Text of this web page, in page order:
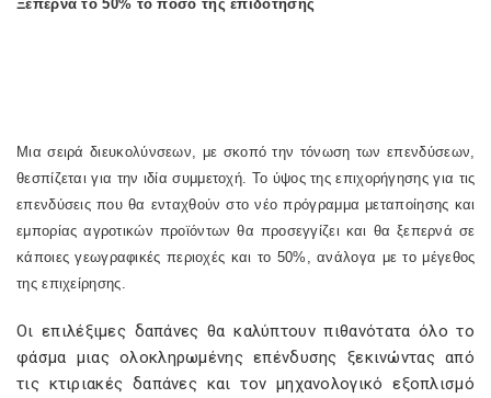
Ξεπερνά το 50% το ποσό της επιδότησης
Μια σειρά διευκολύνσεων, με σκοπό την τόνωση των επενδύσεων,
θεσπίζεται για την ιδία συμμετοχή. Το ύψος της επιχορήγησης για τις
επενδύσεις που θα ενταχθούν στο νέο πρόγραμμα μεταποίησης και
εμπορίας αγροτικών προϊόντων θα προσεγγίζει και θα ξεπερνά σε
κάποιες γεωγραφικές περιοχές και το 50%, ανάλογα με το μέγεθος
της επιχείρησης.
Οι επιλέξιμες δαπάνες θα καλύπτουν πιθανότατα όλο το
φάσμα μιας ολοκληρωμένης επένδυσης ξεκινώντας από
τις κτιριακές δαπάνες και τον μηχανολογικό εξοπλισμό